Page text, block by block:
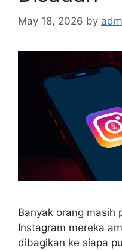
May 18, 2026 by
Banyak orang masih
Instagram mereka
dibagikan ke siapa